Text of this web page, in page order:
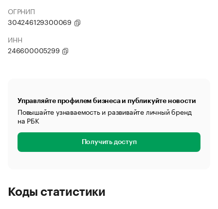
ОГРНИП
304246129300069
ИНН
246600005299
Управляйте профилем бизнеса и публикуйте новости
Повышайте узнаваемость и развивайте личный бренд
на РБК
Получить доступ
Коды статистики